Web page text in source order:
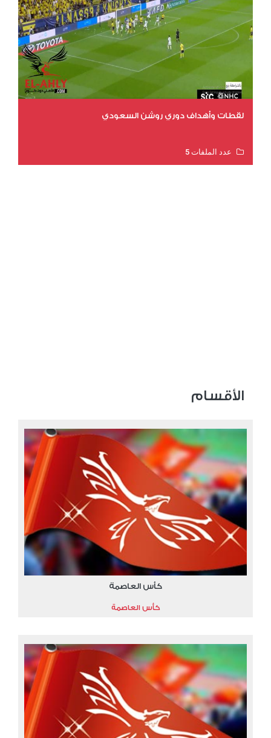
لقطات وأهداف دوري روشن السعودي
عدد الملفات 5
الأقسام
كأس العاصمة
كأس العاصمة